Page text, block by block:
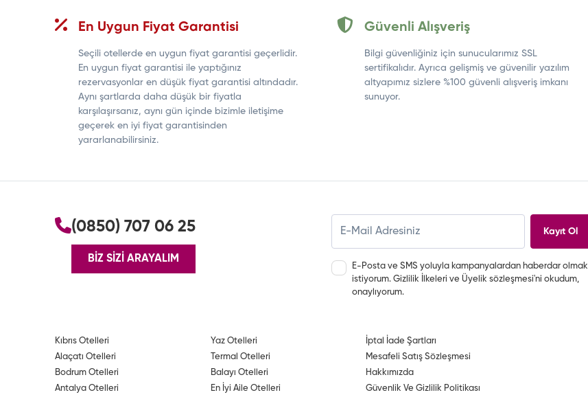
En Uygun Fiyat Garantisi
Seçili otellerde en uygun fiyat garantisi geçerlidir.
En uygun fiyat garantisi ile yaptığınız
rezervasyonlar en düşük fiyat garantisi altındadır.
Aynı şartlarda daha düşük bir fiyatla
karşılaşırsanız, aynı gün içinde bizimle iletişime
geçerek en iyi fiyat garantisinden
yararlanabilirsiniz.
Güvenli Alışveriş
Bilgi güvenliğiniz için sunucularımız SSL
sertifikalıdır. Ayrıca gelişmiş ve güvenilir yazılım
altyapımız sizlere %100 güvenli alışveriş imkanı
sunuyor.
(0850) 707 06 25
BİZ SİZİ ARAYALIM
Kayıt Ol
E-Posta ve SMS yoluyla kampanyalardan haberdar olmak
istiyorum.Gizlilik İlkeleri veÜyelik sözleşmesi'ni okudum,
onaylıyorum.
Kıbrıs Otelleri
Alaçatı Otelleri
Bodrum Otelleri
Antalya Otelleri
Yaz Otelleri
Termal Otelleri
Balayı Otelleri
En İyi Aile Otelleri
İptal İade Şartları
Mesafeli Satış Sözleşmesi
Hakkımızda
Güvenlik Ve Gizlilik Politikası